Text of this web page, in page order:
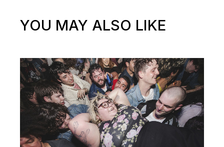
YOU MAY ALSO LIKE